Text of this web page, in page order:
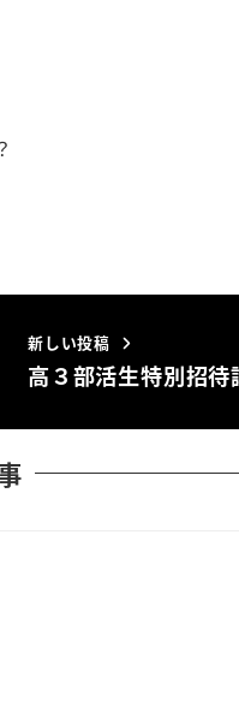
新しい投稿
高３部活生特別招待